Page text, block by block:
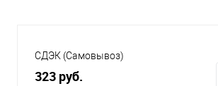
СДЭК (Самовывоз)
323 руб.